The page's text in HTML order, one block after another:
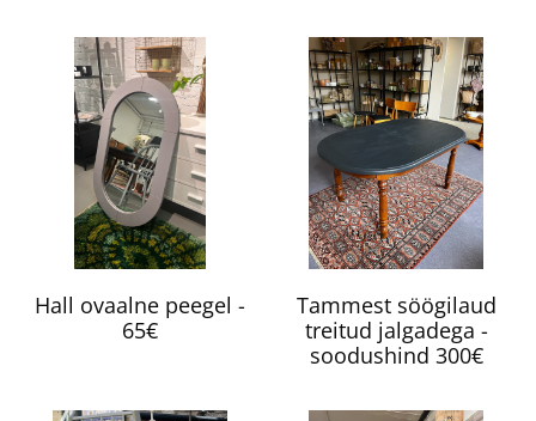
Hall ovaalne peegel -
65€
Tammest söögilaud
treitud jalgadega -
soodushind 300€